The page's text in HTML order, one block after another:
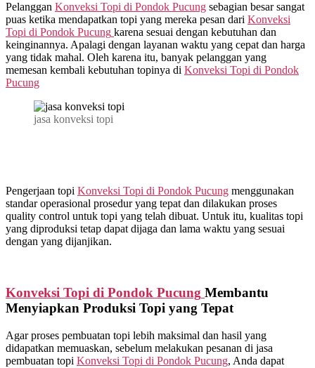
Pelanggan Konveksi Topi di Pondok Pucung sebagian besar sangat
puas ketika mendapatkan topi yang mereka pesan dari Konveksi
Topi di Pondok Pucung karena sesuai dengan kebutuhan dan
keinginannya. Apalagi dengan layanan waktu yang cepat dan harga
yang tidak mahal. Oleh karena itu, banyak pelanggan yang
memesan kembali kebutuhan topinya di Konveksi Topi di Pondok
Pucung
jasa konveksi topi
Pengerjaan topi Konveksi Topi di Pondok Pucung menggunakan
standar operasional prosedur yang tepat dan dilakukan proses
quality control untuk topi yang telah dibuat. Untuk itu, kualitas topi
yang diproduksi tetap dapat dijaga dan lama waktu yang sesuai
dengan yang dijanjikan.
Konveksi Topi di Pondok Pucung Membantu
Menyiapkan Produksi Topi yang Tepat
Agar proses pembuatan topi lebih maksimal dan hasil yang
didapatkan memuaskan, sebelum melakukan pesanan di jasa
pembuatan topi Konveksi Topi di Pondok Pucung, Anda dapat